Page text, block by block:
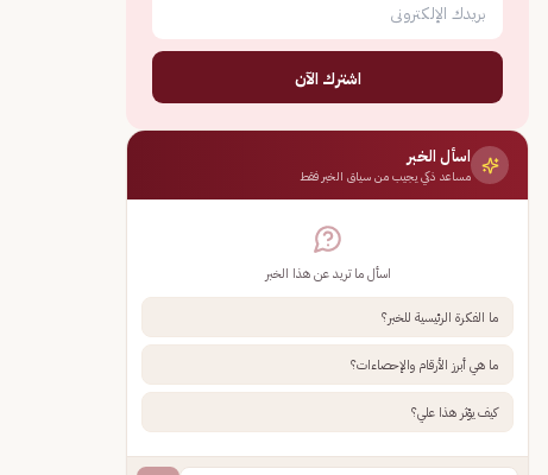
اشترك الآن
اسأل الخبر
مساعد ذكي يجيب من سياق الخبر فقط
اسأل ما تريد عن هذا الخبر
ما الفكرة الرئيسية للخبر؟
ما هي أبرز الأرقام والإحصاءات؟
كيف يؤثر هذا علي؟